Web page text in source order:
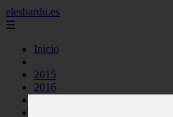
elesbardu.es
☰
Inicio
2015
2016